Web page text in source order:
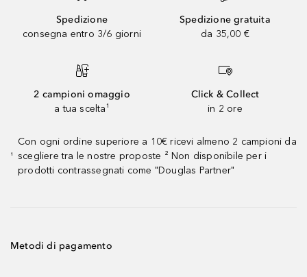
Spedizione
consegna entro 3/6 giorni
Spedizione gratuita
da 35,00 €
2 campioni omaggio
a tua scelta¹
Click & Collect
in 2 ore
¹
Con ogni ordine superiore a 10€ ricevi almeno 2 campioni da
scegliere tra le nostre proposte ² Non disponibile per i
prodotti contrassegnati come "Douglas Partner"
Metodi di pagamento